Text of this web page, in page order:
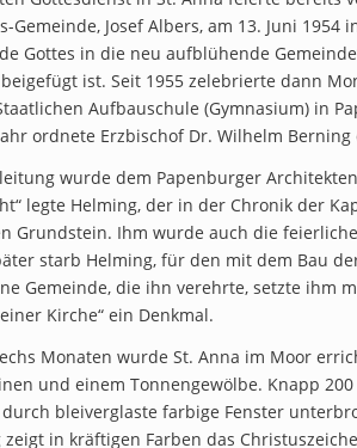
Gemeinde, Josef Albers, am 13. Juni
Gottes in die neu aufblühende
ist. Seit 1955 zelebrierte dann
Aufbauschule (Gymnasium) in
ordnete Erzbischof Dr. Wilhelm
wurde dem Papenburger
legte Helming, der in der Chronik der
Grundstein. Ihm wurde auch die
starb Helming, für den mit dem Bau
Gemeinde, die ihn verehrte, setzte ihm
Kirche“ ein Denkmal.
Monaten wurde St. Anna im Moor
und einem Tonnengewölbe. Knapp
bleiverglaste farbige Fenster
zeigt in kräftigen Farben das